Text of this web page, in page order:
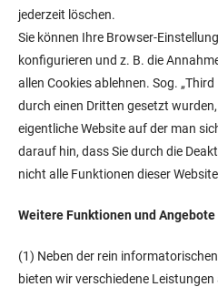
jederzeit löschen.
Sie können Ihre Browser-
konfigurieren und z. B. die
allen Cookies ablehnen. Sog.
durch einen Dritten gesetzt
eigentliche Website auf der man
darauf hin, dass Sie durch die
nicht alle Funktionen dieser
Weitere Funktionen und
(1) Neben der rein
bieten wir verschiedene